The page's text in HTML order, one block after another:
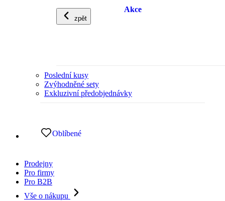
zpět
Akce
Poslední kusy
Zvýhodněné sety
Exkluzivní předobjednávky
Oblíbené
Prodejny
Pro firmy
Pro B2B
Vše o nákupu